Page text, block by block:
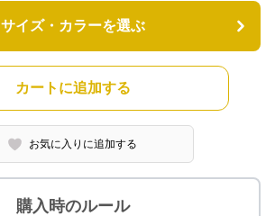
サイズ・カラーを選ぶ
カートに追加する
お気に入りに追加する
購入時のルール